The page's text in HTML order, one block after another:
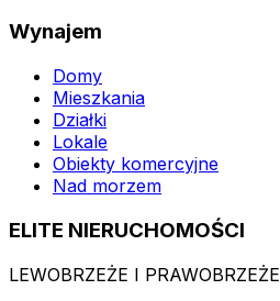
Wynajem
Domy
Mieszkania
Działki
Lokale
Obiekty komercyjne
Nad morzem
ELITE NIERUCHOMOŚCI
LEWOBRZEŻE I PRAWOBRZEŻE